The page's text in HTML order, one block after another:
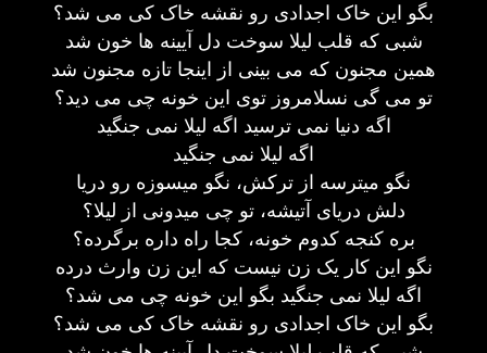
بگو این خاک اجدادی رو نقشه خاک کی می شد؟
شبی که قلب لیلا سوخت دل آیینه ها خون شد
همین مجنون که می بینی از اینجا تازه مجنون شد
تو می گی نسلامروز توی این خونه چی می دید؟
اگه دنیا نمی ترسید اگه لیلا نمی جنگید
اگه لیلا نمی جنگید
نگو میترسه از ترکش، نگو میسوزه رو دریا
دلش دریای آتیشه، تو چی میدونی از لیلا؟
بره کنجه کدوم خونه، کجا راه داره برگرده؟
نگو این کار یک زن نیست که این زن وارث درده
اگه لیلا نمی جنگید بگو این خونه چی می شد؟
بگو این خاک اجدادی رو نقشه خاک کی می شد؟